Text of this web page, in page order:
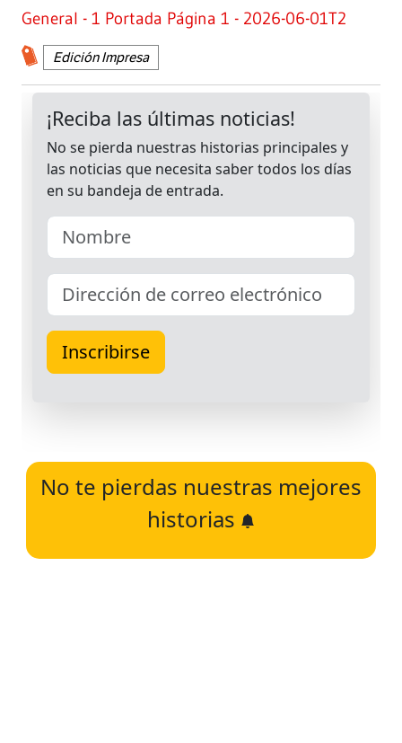
General - 1 Portada Página 1 - 2026-06-01T2
Edición Impresa
No te pierdas nuestras mejores
historias